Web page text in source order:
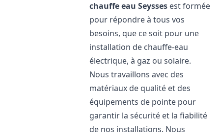
chauffe eau Seysses est formée
pour répondre à tous vos
besoins, que ce soit pour une
installation de chauffe-eau
électrique, à gaz ou solaire.
Nous travaillons avec des
matériaux de qualité et des
équipements de pointe pour
garantir la sécurité et la fiabilité
de nos installations. Nous